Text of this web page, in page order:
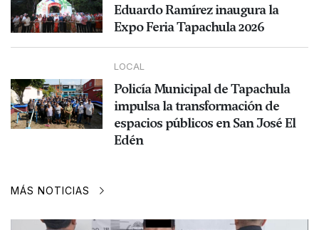
Eduardo Ramírez inaugura la
Expo Feria Tapachula 2026
LOCAL
Policía Municipal de Tapachula
impulsa la transformación de
espacios públicos en San José El
Edén
MÁS NOTICIAS